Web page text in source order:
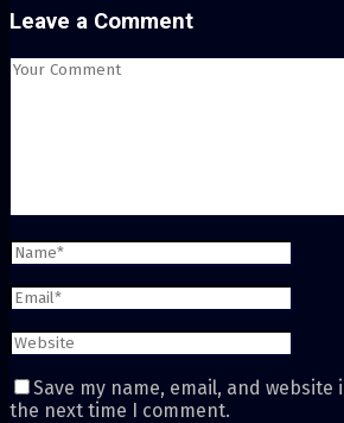
Leave a Comment
Save my name, email, and
the next time I comment.